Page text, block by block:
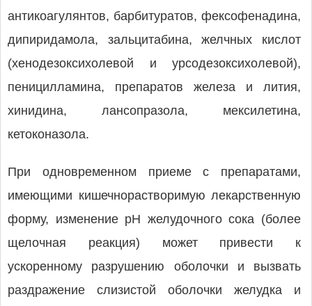
антикоагулянтов, барбитуратов, фексофенадина,
дипиридамола, зальцитабина, желчных кислот
(хенодезоксихолевой и урсодезоксихолевой),
пеницилламина, препаратов железа и лития,
хинидина, лансопразола, мексилетина,
кетоконазола.
При одновременном приеме с препаратами,
имеющими кишечнорастворимую лекарственную
форму, изменение pH желудочного сока (более
щелочная реакция) может привести к
ускоренному разрушению оболочки и вызвать
раздражение слизистой оболочки желудка и